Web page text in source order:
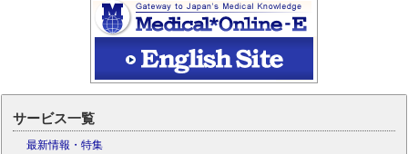
サービス一覧
最新情報・特集